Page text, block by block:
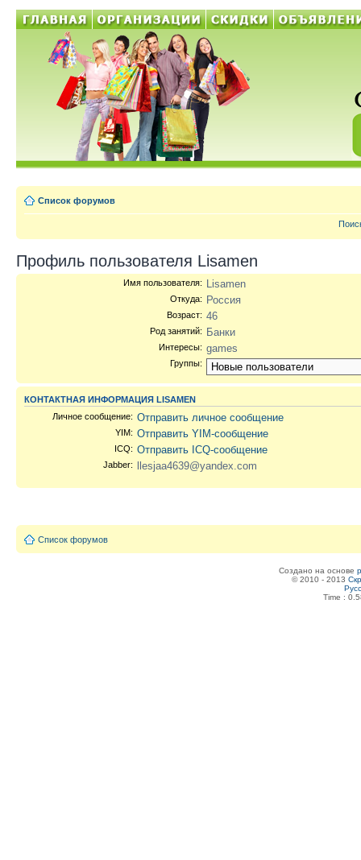
Список форумов
Профиль пользователя Lisamen
Имя пользователя: Lisamen
Откуда: Россия
Возраст: 46
Род занятий: Банки
Интересы: games
Группы:
КОНТАКТНАЯ ИНФОРМАЦИЯ LISAMEN
Личное сообщение: Отправить личное сообщение
YIM: Отправить YIM-сообщение
ICQ: Отправить ICQ-сообщение
Jabber: llesjaa4639@yandex.com
Список форумов
Создано на основе
© 2010 - 2013
Time :